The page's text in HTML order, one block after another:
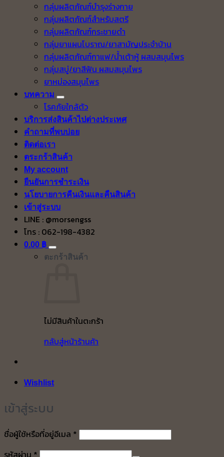
กลุ่มผลิตภัณฑ์บำรุงร่างกาย
กลุ่มผลิตภัณฑ์สำหรับสตรี
กลุ่มผลิตภัณฑ์กระชายดำ
กลุ่มยาแผนโบราณ/ยาสามัญประจำบ้าน
กลุ่มผลิตภัณฑ์กาแฟ/น้ำเต้าหู้ ผสมสมุนไพร
กลุ่มสบู่/ยาสีฟัน ผสมสมุนไพร
ยาหม่องสมุนไพร
บทความ
โรคภัยใกล้ตัว
บริการส่งสินค้าไปต่างประเทศ
คำถามที่พบบ่อย
ติดต่อเรา
ตระกร้าสินค้า
My account
ยืนยันการชำระเงิน
นโยบายการคืนเงินและคืนสินค้า
เข้าสู่ระบบ
LINE : @morsengss
โทร : 062-198-4382
0.00 ฿
ตะกร้าสินค้า
ไม่มีสินค้าในตะกร้า
กลับสู่หน้าร้านค้า
Wishlist
เข้าสู่ระบบ
ชื่อผู้ใช้หรือที่อยู่อีเมล * ต้องการ
รหัสผ่าน * ต้องการ